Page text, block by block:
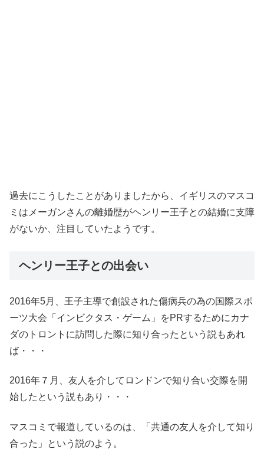
過去にこうしたことがありましたから、イギリスのマスコ
ミはメーガンさんの離婚歴がヘンリー王子との結婚に支障
がないか、注目していたようです。
ヘンリー王子との出会い
2016年5月、王子主導で創設された傷病兵の為の国際スポ
ーツ大会「インビクタス・ゲーム」をPRするためにカナ
ダのトロントに訪問した際に知り合ったという説もあれ
ば・・・
2016年７月、友人を介してロンドンで知り合い交際を開
始したという説もあり・・・
マスコミで報道しているのは、「共通の友人を介して知り
合った」という説のよう。